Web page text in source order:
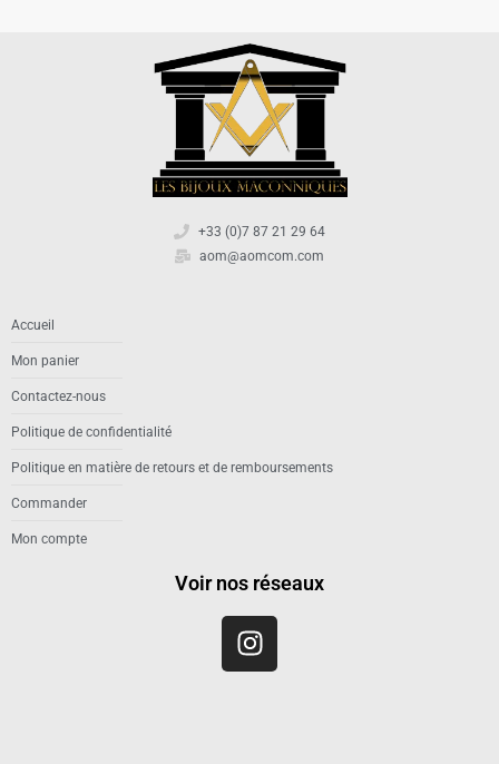
+33 (0)7 87 21 29 64
aom@aomcom.com
Accueil
Mon panier
Contactez-nous
Politique de confidentialité
Politique en matière de retours et de remboursements
Commander
Mon compte
Voir nos réseaux